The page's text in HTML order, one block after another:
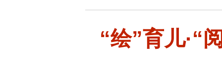
“绘”育儿·“